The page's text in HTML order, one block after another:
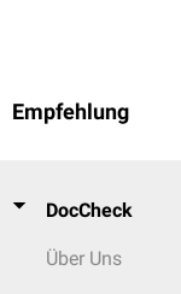
Empfehlung
DocCheck
Über Uns